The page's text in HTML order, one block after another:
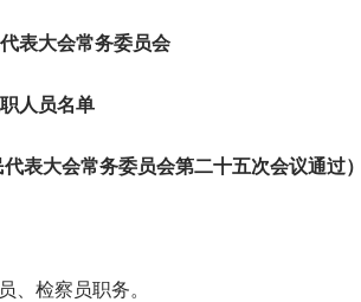
表大会常务委员会
人员名单
表大会常务委员会第二十五次会议通过）
、检察员职务。